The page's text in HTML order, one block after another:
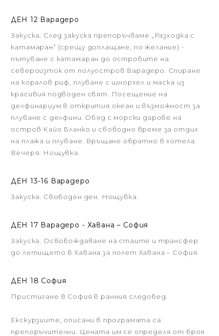
ДЕН 12 Варадеро
Закуска. След закуска препоръчваме „Разходка с
катамаран” (срещу доплащане, по желание) -
пътуване с катамаран до островите на
североизток от полуостров Варадеро. Спиране
на коралов риф, плуване с шнорхел и маска из
красивия подводен свят. Посещение на
делфинариум в открития океан и възможност за
плуване с делфини. Обяд с морски дарове на
остров Кайо Бланко и свободно време за отдих
на плажа и плуване. Връщане обратно в хотела.
Вечеря. Нощувка.
ДЕН 13-16 Варадеро
Закуска. Свободен ден. Нощувка.
ДЕН 17 Варадеро - Хавана – София
Закуска. Освобождаване на стаите и трансфер
до летището в Хавана за полет Хавана – София.
ДЕН 18 София
Пристигане в София в ранния следобед.
Екскурзиите, описани в програмата са
препоръчителни. Цената им се определя от броя